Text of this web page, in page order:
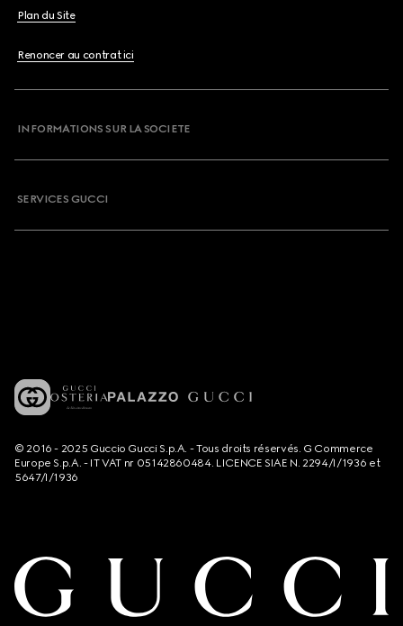
Plan du Site
Renoncer au contrat ici
INFORMATIONS SUR LA SOCIETE
SERVICES GUCCI
© 2016 - 2025 Guccio Gucci S.p.A. - Tous droits réservés. G Commerce
Europe S.p.A. - IT VAT nr 05142860484. LICENCE SIAE N. 2294/I/1936 et
5647/I/1936